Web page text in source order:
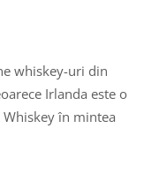
whiskey-uri din
Irlanda este o
în mintea